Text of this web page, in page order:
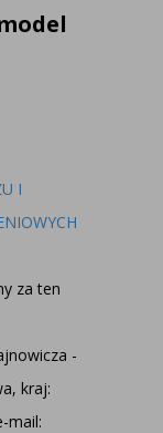
I
za ten
-
kraj:
mail: